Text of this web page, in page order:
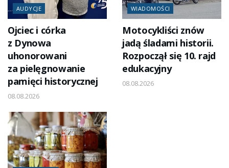
AUDYCJE
Ojciec i córka
z Dynowa
uhonorowani
za pielęgnowanie
pamięci historycznej
08.08.2026
WIADOMOŚCI
Motocykliści znów
jadą śladami historii.
Rozpoczął się 10. rajd
edukacyjny
08.08.2026